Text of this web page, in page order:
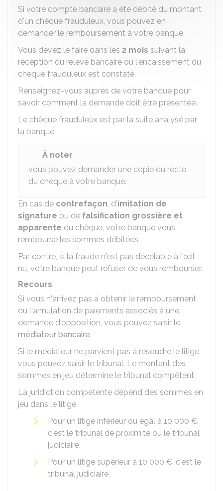
Si votre compte bancaire a été débité du montant
d'un chèque frauduleux, vous pouvez en
demander le remboursement à votre banque.
Vous devez le faire dans les 2 mois suivant la
réception du relevé bancaire où l'encaissement du
chèque frauduleux est constaté.
Renseignez-vous auprès de votre banque pour
savoir comment la demande doit être présentée.
Le chèque frauduleux est par la suite analysé par
la banque.
À noter
vous pouvez demander une copie du recto
du chèque à votre banque.
En cas de contrefaçon, d'imitation de
signature ou de falsification grossière et
apparente du chèque, votre banque vous
rembourse les sommes débitées.
Par contre, si la fraude n'est pas décelable à l'œil
nu, votre banque peut refuser de vous rembourser.
Recours
Si vous n'arrivez pas à obtenir le remboursement
ou l'annulation de paiements associés à une
demande d'opposition, vous pouvez saisir le
médiateur bancaire.
Si le médiateur ne parvient pas à résoudre le litige,
vous pouvez saisir le tribunal. Le montant des
sommes en jeu détermine le tribunal compétent.
La juridiction compétente dépend des sommes en
jeu dans le litige.
Pour un litige inférieur ou égal à 10 000 €,
c'est le tribunal de proximité ou le tribunal
judiciaire.
Pour un litige supérieur à 10 000 €, c'est le
tribunal judiciaire.